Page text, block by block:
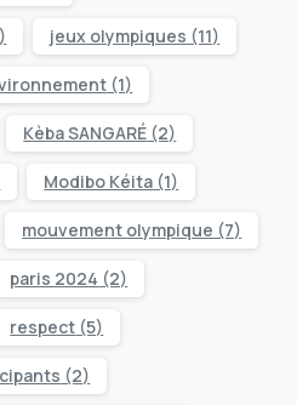
jeux olympiques (11)
(1)
Kèba SANGARÉ (2)
Modibo Kéita (1)
mouvement olympique (7)
paris 2024 (2)
respect (5)
(2)